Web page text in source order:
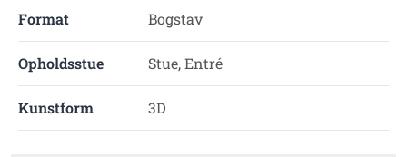
Format Bogstav
Opholdsstue Stue, Entré
Kunstform 3D